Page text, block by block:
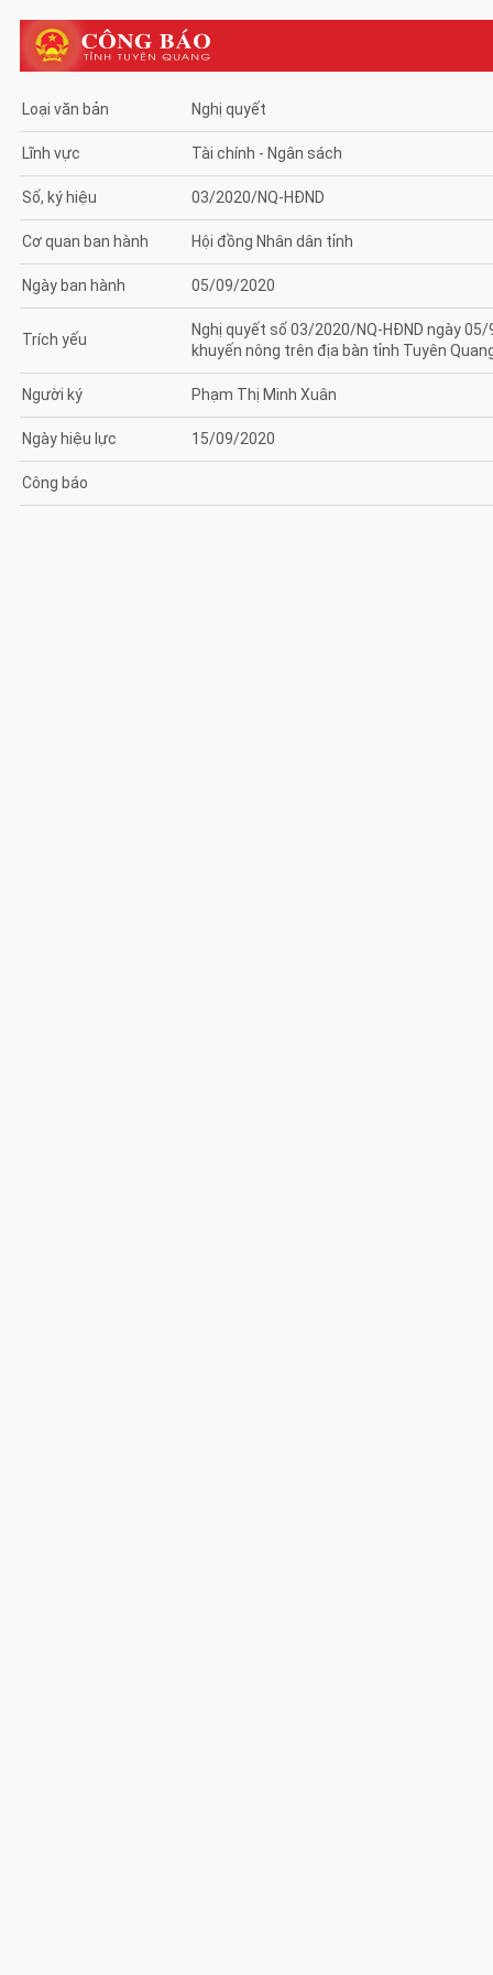
Loại văn bản Nghị quyết
Lĩnh vực Tài chính - Ngân sách
Số, ký hiệu 03/2020/NQ-HĐND
Cơ quan ban hành Hội đồng Nhân dân tỉnh
Ngày ban hành 05/09/2020
Trích yếu
Nghị quyết số 03/2020/NQ-HĐND ngày
khuyến nông trên địa bàn tỉnh Tuyên
Người ký Phạm Thị Minh Xuân
Ngày hiệu lực 15/09/2020
Công báo